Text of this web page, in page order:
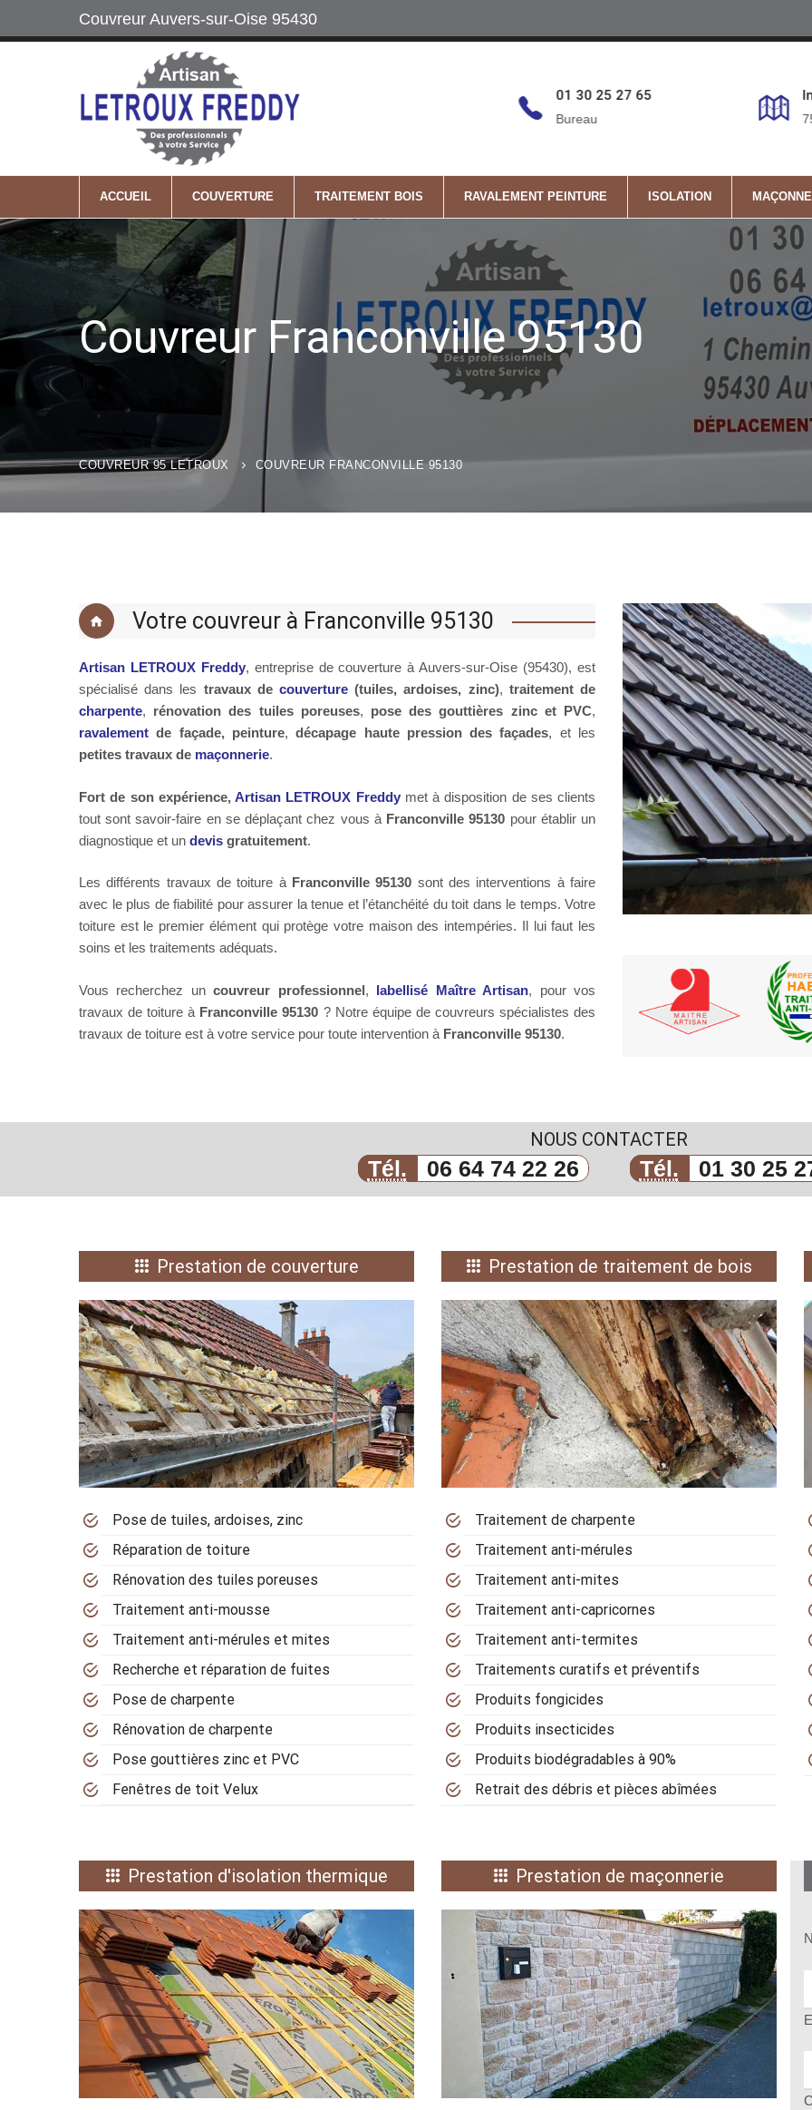
Couvreur Auvers-sur-Oise 95430
Labels
Maître Artisan
01 30 25 27 65
Bureau
ACCUEIL COUVERTURE TRAITEMENT BOIS RAVALEMENT PEINTURE ISOLATION
Couvreur Franconville 95130
COUVREUR 95 LETROUX COUVREUR FRANCONVILLE 95130
Votre couvreur à Franconville 95130
Artisan LETROUX Freddy, entreprise de couverture à Auvers-sur-Oise (95430), est
spécialisé dans les travaux decouverture (tuiles, ardoises, zinc), traitement de
charpente, rénovation des tuiles poreuses, pose des gouttières zinc et PVC,
ravalement de façade, peinture,décapage haute pression des façades, et les
petites travaux de maçonnerie.
Fort de son expérience, Artisan LETROUX Freddymet à disposition de ses clients
tout sont savoir-faire en se déplaçant chez vous à Franconville 95130 pour établir un
diagnostique et un devis gratuitement.
Les différents travaux de toiture à Franconville 95130 sont des interventions à faire
avec le plus de fiabilité pour assurer la tenue et l’étanchéité du toit dans le temps. Votre
toiture est le premier élément qui protège votre maison des intempéries. Il lui faut les
soins et les traitements adéquats.
Vous recherchez uncouvreur professionnel, labellisé Maître Artisan, pour vos
travaux de toiture à Franconville 95130 ? Notre équipe de couvreurs spécialistes des
travaux de toiture est à votre service pour toute intervention à Franconville 95130.
NOUS CONTACTER
Tél. 06 64 74 22 26 Tél. 01 30 25
Prestation de couverture
Pose de tuiles, ardoises, zinc
Réparation de toiture
Rénovation des tuiles poreuses
Traitement anti-mousse
Traitement anti-mérules et mites
Recherche et réparation de fuites
Pose de charpente
Rénovation de charpente
Pose gouttières zinc et PVC
Fenêtres de toit Velux
Prestation de traitement de bois
Traitement de charpente
Traitement anti-mérules
Traitement anti-mites
Traitement anti-capricornes
Traitement anti-termites
Traitements curatifs et préventifs
Produits fongicides
Produits insecticides
Produits biodégradables à 90%
Retrait des débris et pièces abîmées
Prestation d'isolation thermique Prestation de maçonnerie